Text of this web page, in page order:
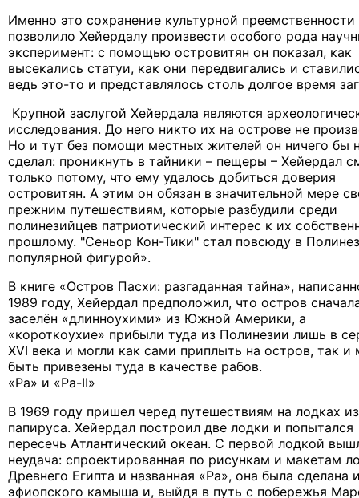
Именно это сохранение культурной преемственности
позволило Хейердалу произвести особого рода
эксперимент: с помощью островитян он показал, как
высекались статуи, как они передвигались и
ведь это-то и представлялось столь долгое время
Крупной заслугой Хейердала являются
исследования. До него никто их на острове не
Но и тут без помощи местных жителей он ничего бы
сделал: проникнуть в тайники – пещеры – Хейердал
только потому, что ему удалось добиться доверия
островитян. А этим он обязан в значительной мере
прежним путешествиям, которые разбудили среди
полинезийцев патриотический интерес к их
прошлому. "Сеньор Кон-Тики" стал повсюду в
популярной фигурой».
В книге «Остров Пасхи: разгаданная тайна»,
1989 году, Хейердал предположил, что остров
заселён «длинноухими» из Южной Америки, а
«короткоухие» прибыли туда из Полинезии лишь в
XVI века и могли как сами приплыть на остров, так и
быть привезены туда в качестве рабов.
«Ра» и «Ра-II»
В 1969 году пришел черед путешествиям на лодках из
папируса. Хейердал построил две лодки и попытался
пересечь Атлантический океан. С первой лодкой
неудача: спроектированная по рисункам и макетам
Древнего Египта и названная «Ра», она была сделана
эфиопского камыша и, выйдя в путь с побережья